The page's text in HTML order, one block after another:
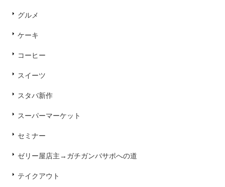
グルメ
ケーキ
コーヒー
スイーツ
スタバ新作
スーパーマーケット
セミナー
ゼリー屋店主→ガチガンバサポへの道
テイクアウト